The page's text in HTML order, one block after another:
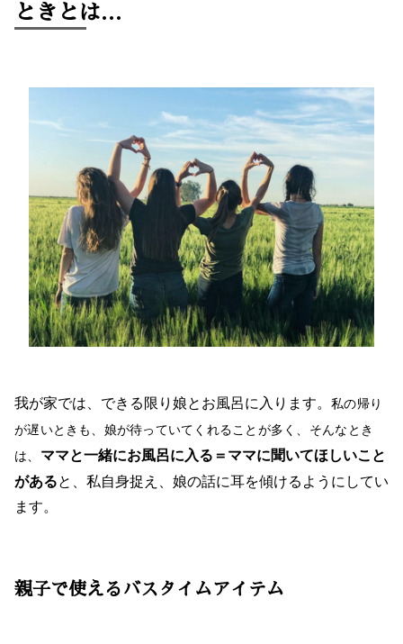
ときとは…
我が家では、できる限り娘とお風呂に入ります。 私の帰り
が遅いときも、娘が待っていてくれることが多く、 そんなとき
は、 ママと一緒にお風呂に入る＝ママに聞いてほしいこと
があると、私自身捉え、娘の話に耳を傾けるようにしてい
ます。
親子で使えるバスタイムアイテム